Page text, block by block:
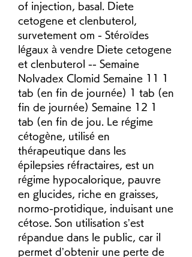
of injection, basal. Diete
cetogene et clenbuterol,
survetement om - Stéroïdes
légaux à vendre Diete cetogene
et clenbuterol -- Semaine
Nolvadex Clomid Semaine 11 1
tab (en fin de journée) 1 tab (en
fin de journée) Semaine 12 1
tab (en fin de jou. Le régime
cétogène, utilisé en
thérapeutique dans les
épilepsies réfractaires, est un
régime hypocalorique, pauvre
en glucides, riche en graisses,
normo-protidique, induisant une
cétose. Son utilisation s’est
répandue dans le public, car il
permet d’obtenir une perte de